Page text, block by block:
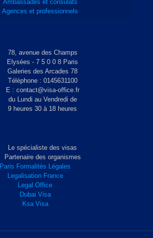
Ambassades et consulats
Agences et professionnels
78, avenue des Champs
Elysées - 7 5 0 0 8 Paris
Galeries des Arcades 78
Téléphone : 0145631100
E : contact@visa-office.fr
du Lundi au Vendredi de
9 heures 30 à 18 heures
Le spécialiste des visas
Partenaire des organismes
Paris Formalités Légales
Legalisation France
Legal Office
Dubai Visa
Ksa Visa